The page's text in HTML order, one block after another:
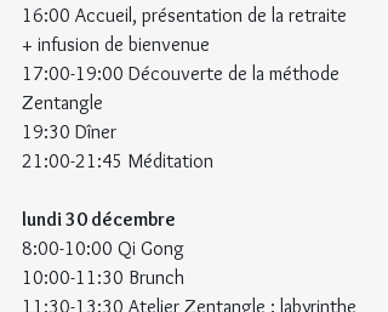
16:00 Accueil, présentation de la retraite
+ infusion de bienvenue
17:00-19:00 Découverte de la méthode
Zentangle
19:30 Dîner
21:00-21:45 Méditation
lundi 30 décembre
8:00-10:00 Qi Gong
10:00-11:30 Brunch
11:30-13:30 Atelier Zentangle : labyrinthe